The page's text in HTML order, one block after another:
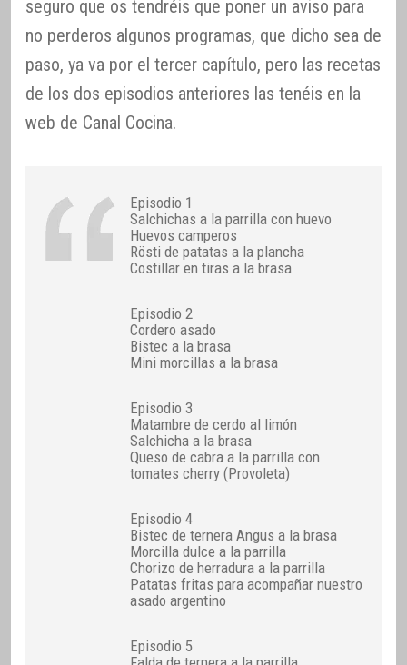
seguro que os tendréis que poner un aviso para
no perderos algunos programas, que dicho sea de
paso, ya va por el tercer capítulo, pero las recetas
de los dos episodios anteriores las tenéis en la
web de Canal Cocina.
Episodio 1
Salchichas a la parrilla con huevo
Huevos camperos
Rösti de patatas a la plancha
Costillar en tiras a la brasa
Episodio 2
Cordero asado
Bistec a la brasa
Mini morcillas a la brasa
Episodio 3
Matambre de cerdo al limón
Salchicha a la brasa
Queso de cabra a la parrilla con
tomates cherry (Provoleta)
Episodio 4
Bistec de ternera Angus a la brasa
Morcilla dulce a la parrilla
Chorizo de herradura a la parrilla
Patatas fritas para acompañar nuestro
asado argentino
Episodio 5